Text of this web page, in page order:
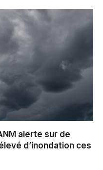
alerte sur de
d’inondation ces